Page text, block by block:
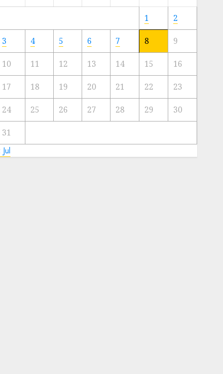
Artis
Kota
23/11/2024
0
1 2
3 4 5 6 7 8 9
10 11 12 13 14 15 16
17 18 19 20 21 22 23
24 25 26 27 28 29 30
31